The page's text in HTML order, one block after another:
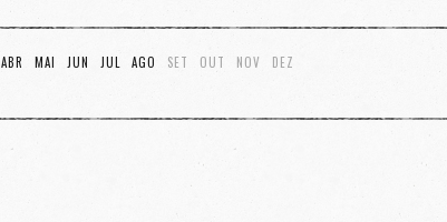
ABR MAI JUN JUL AGO SET OUT NOV DEZ